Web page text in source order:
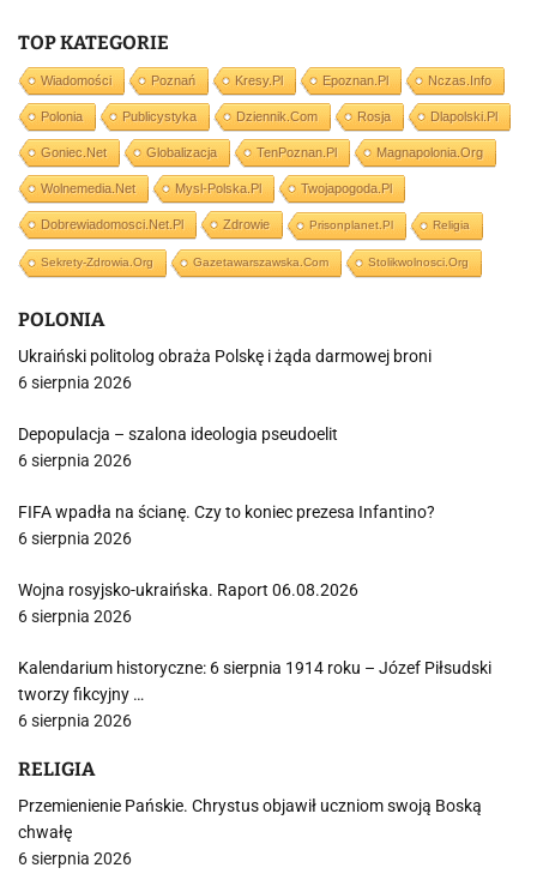
TOP KATEGORIE
Wiadomości Poznań Kresy.pl Epoznan.pl Nczas.info
Polonia Publicystyka Dziennik.com Rosja Dlapolski.pl
Goniec.net Globalizacja TenPoznan.pl Magnapolonia.org
Wolnemedia.net Mysl-Polska.pl Twojapogoda.pl
Dobrewiadomosci.net.pl Zdrowie Prisonplanet.pl Religia
Sekrety-Zdrowia.org Gazetawarszawska.com Stolikwolnosci.org
POLONIA
Ukraiński politolog obraża Polskę i żąda darmowej broni
6 sierpnia 2026
Depopulacja – szalona ideologia pseudoelit
6 sierpnia 2026
FIFA wpadła na ścianę. Czy to koniec prezesa Infantino?
6 sierpnia 2026
Wojna rosyjsko-ukraińska. Raport 06.08.2026
6 sierpnia 2026
Kalendarium historyczne: 6 sierpnia 1914 roku – Józef Piłsudski
tworzy fikcyjny …
6 sierpnia 2026
RELIGIA
Przemienienie Pańskie. Chrystus objawił uczniom swoją Boską
chwałę
6 sierpnia 2026